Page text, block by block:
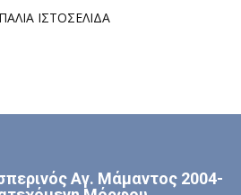
ΠΑΛΙΑ ΙΣΤΟΣΕΛΙΔΑ
Αγ. Μάμαντος 2004-